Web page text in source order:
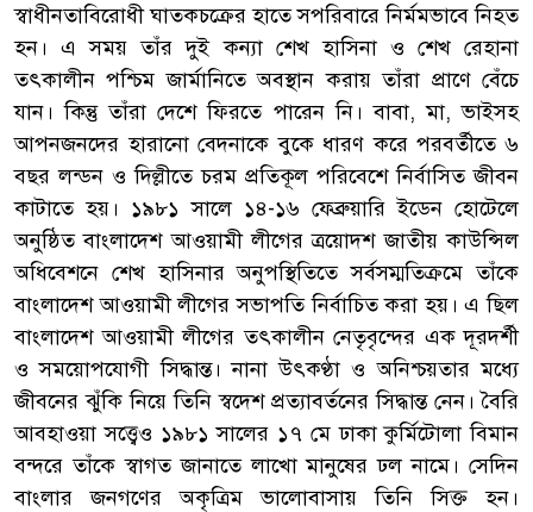
স্বাধীনতাবিরোধী ঘাতকচক্রের হাতে সপরিবারে নির্মমভাবে নিহত
হন। এ সময় তাঁর দুই কন্যা শেখ হাসিনা ও শেখ রেহানা
তৎকালীন পশ্চিম জার্মানিতে অবস্থান করায় তাঁরা প্রাণে বেঁচে
যান। কিন্তু তাঁরা দেশে ফিরতে পারেন নি। বাবা, মা, ভাইসহ
আপনজনদের হারানো বেদনাকে বুকে ধারণ করে পরবর্তীতে ৬
বছর লন্ডন ও দিল্লীতে চরম প্রতিকূল পরিবেশে নির্বাসিত জীবন
কাটাতে হয়। ১৯৮১ সালে ১৪-১৬ ফেব্রুয়ারি ইডেন হোটেলে
অনুষ্ঠিত বাংলাদেশ আওয়ামী লীগের ত্রয়োদশ জাতীয় কাউন্সিল
অধিবেশনে শেখ হাসিনার অনুপস্থিতিতে সর্বসম্মতিক্রমে তাঁকে
বাংলাদেশ আওয়ামী লীগের সভাপতি নির্বাচিত করা হয়। এ ছিল
বাংলাদেশ আওয়ামী লীগের তৎকালীন নেতৃবৃন্দের এক দূরদর্শী
ও সময়োপযোগী সিদ্ধান্ত। নানা উৎকণ্ঠা ও অনিশ্চয়তার মধ্যে
জীবনের ঝুঁকি নিয়ে তিনি স্বদেশ প্রত্যাবর্তনের সিদ্ধান্ত নেন। বৈরি
আবহাওয়া সত্ত্বেও ১৯৮১ সালের ১৭ মে ঢাকা কুর্মিটোলা বিমান
বন্দরে তাঁকে স্বাগত জানাতে লাখো মানুষের ঢল নামে। সেদিন
বাংলার জনগণের অকৃত্রিম ভালোবাসায় তিনি সিক্ত হন।